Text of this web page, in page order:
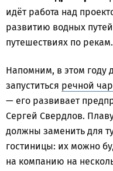
идёт работа над
развитию водных
путешествиях по рекам.
Напомним, в этом году
запуститься речной
— его развивает
Сергей Свердлов.
должны заменить для
гостиницы: их можно
на компанию на